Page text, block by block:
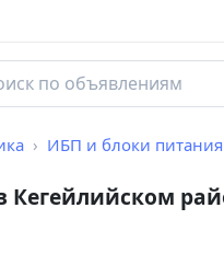
ИБП и блоки питания
Кегейлийском